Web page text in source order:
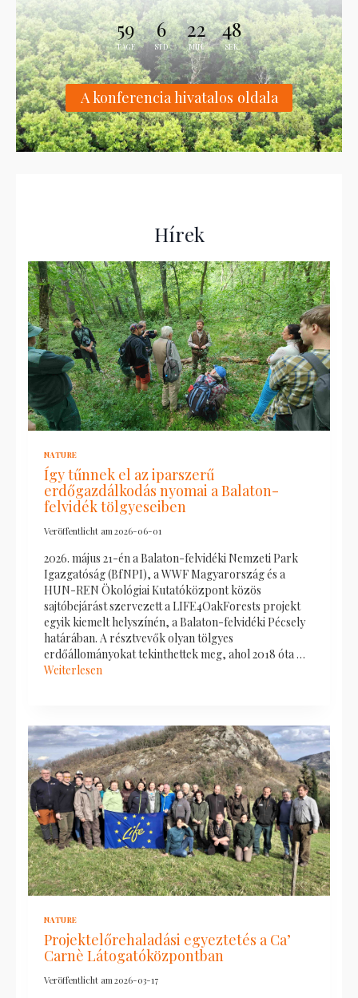
59
TAGE
6
STD
22
MIN.
46
SEK.
A konferencia hivatalos oldala
Hírek
NATURE
Így tűnnek el az iparszerű
erdőgazdálkodás nyomai a Balaton-
felvidék tölgyeseiben
Veröffentlicht am2026-06-01
2026. május 21-én a Balaton-felvidéki Nemzeti Park
Igazgatóság (BfNPI), a WWF Magyarország és a
HUN-REN Ökológiai Kutatóközpont közös
sajtóbejárást szervezett a LIFE4OakForests projekt
egyik kiemelt helyszínén, a Balaton-felvidéki Pécsely
határában. A résztvevők olyan tölgyes
erdőállományokat tekinthettek meg, ahol 2018 óta …
Weiterlesen
NATURE
Projektelőrehaladási egyeztetés a Ca’
Carnè Látogatóközpontban
Veröffentlicht am 2026-03-17